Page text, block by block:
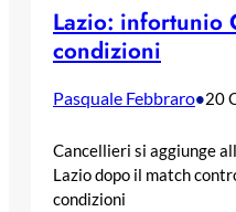
Lazio: infortunio
condizioni
Pasquale Febbraro•20
Cancellieri si aggiunge
Lazio dopo il match
condizioni